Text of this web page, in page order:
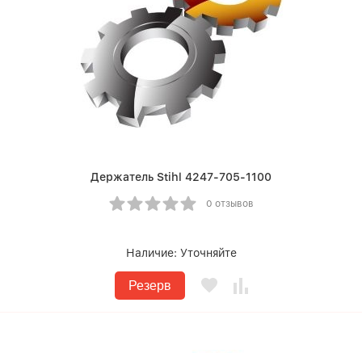
Держатель Stihl 4247-705-1100
0 отзывов
Наличие: Уточняйте
Резерв